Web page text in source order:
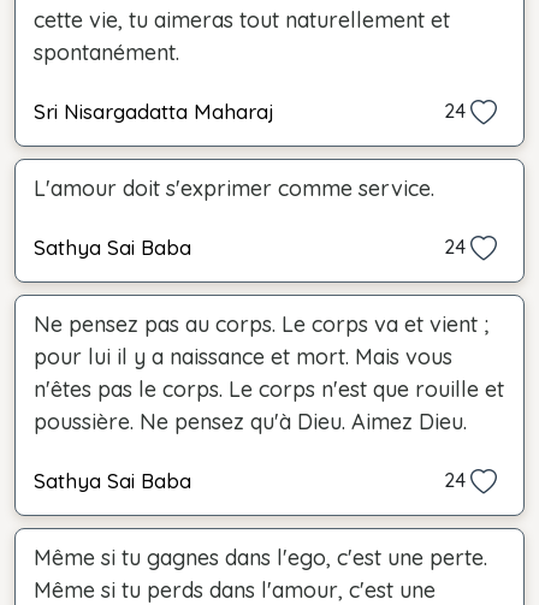
cette vie, tu aimeras tout naturellement et
spontanément.
Sri Nisargadatta Maharaj 24
L'amour doit s'exprimer comme service.
Sathya Sai Baba 24
Ne pensez pas au corps. Le corps va et vient ;
pour lui il y a naissance et mort. Mais vous
n'êtes pas le corps. Le corps n'est que rouille et
poussière. Ne pensez qu'à Dieu. Aimez Dieu.
Sathya Sai Baba 24
Même si tu gagnes dans l'ego, c'est une perte.
Même si tu perds dans l'amour, c'est une